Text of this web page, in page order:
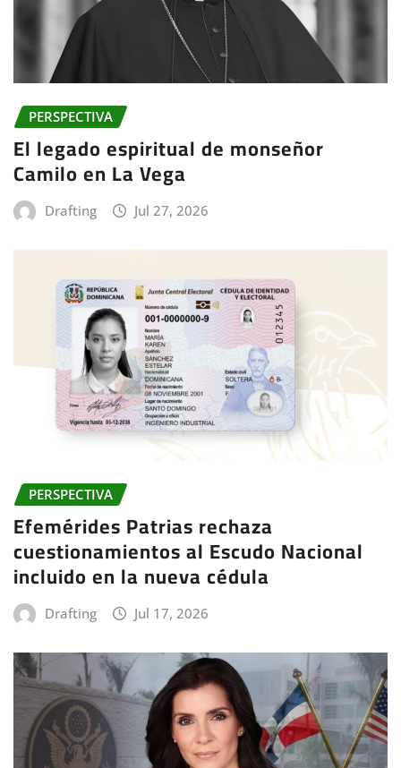
PERSPECTIVA
El legado espiritual de monseñor
Camilo en La Vega
Drafting Jul 27, 2026
PERSPECTIVA
Efemérides Patrias rechaza
cuestionamientos al Escudo Nacional
incluido en la nueva cédula
Drafting Jul 17, 2026